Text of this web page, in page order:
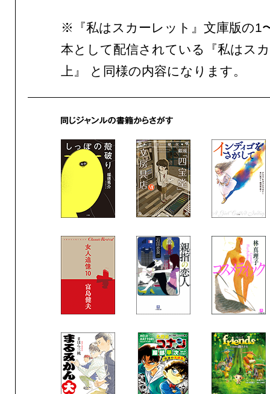
※『私はスカーレット』文庫版の1
本として配信されている『私はス
上』 と同様の内容になります。